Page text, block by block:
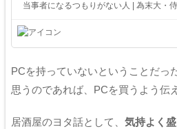
当事者になるつもりがない人 | 為末大・
PCを持っていないということだっ
思うのであれば、PCを買うよう伝
居酒屋のヨタ話として、 気持よく